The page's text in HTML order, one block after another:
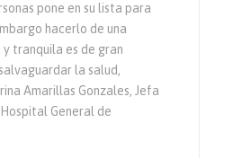
pone en su lista para
hacerlo de una
tranquila es de gran
la salud,
Amarillas Gonzales, Jefa
General de